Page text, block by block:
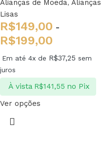
Alianças de Moeda, Alianças
Lisas
R$149,00 -
R$199,00
Em até 4x de R$37,25 sem
juros
À vista R$141,55 no Pix
Ver opções